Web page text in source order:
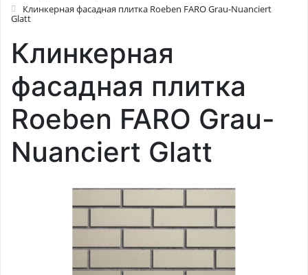
Клинкерная фасадная плитка Roeben FARO Grau-Nuanciert
Glatt
Клинкерная
фасадная плитка
Roeben FARO Grau-
Nuanciert Glatt